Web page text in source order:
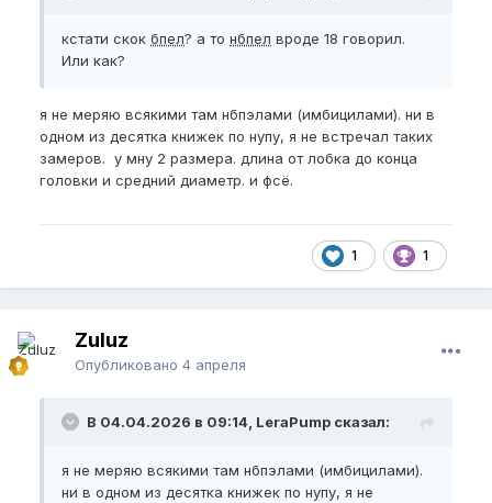
кстати скок бпел? а то нбпел вроде 18 говорил.
Или как?
я не меряю всякими там нбпэлами (имбицилами). ни в
одном из десятка книжек по нупу, я не встречал таких
замеров. у мну 2 размера. длина от лобка до конца
головки и средний диаметр. и фсё.
1 1
Zuluz
Опубликовано 4 апреля
В 04.04.2026 в 09:14, LeraPump сказал:
я не меряю всякими там нбпэлами (имбицилами).
ни в одном из десятка книжек по нупу, я не